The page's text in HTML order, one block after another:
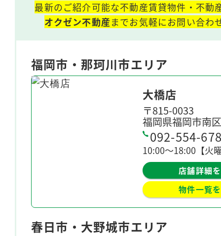
最新のご紹介可能な不動産賃貸物件・不動
オクゼン不動産までお気軽にお問い合わ
福岡市・那珂川市エリア
大橋店
〒815-0033
福岡県福岡市南
092-554-
10:00〜18:00【火
店舗詳細
物件一覧
春日市・大野城市エリア